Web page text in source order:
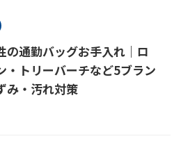
の通勤バッグお手入れ｜ロ
・トリーバーチなど5ブラン
み・汚れ対策